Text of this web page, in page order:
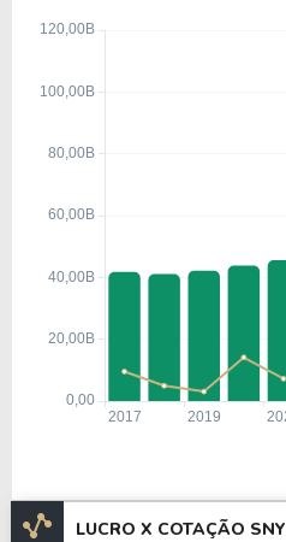
LUCRO X COTAÇÃO SNY